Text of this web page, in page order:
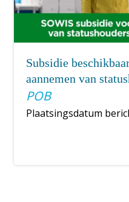
Subsidie
aannemen van
POB
Plaatsingsdatum